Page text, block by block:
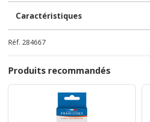
Caractéristiques
Réf. 284667
Produits recommandés